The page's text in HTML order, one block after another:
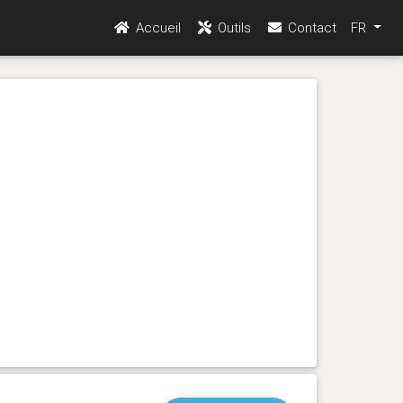
Accueil Outils Contact FR